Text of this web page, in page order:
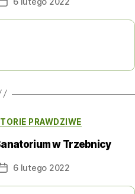
CategoriesPRAWDZIWE
w Trzebnicy
Post6 lutego 2022